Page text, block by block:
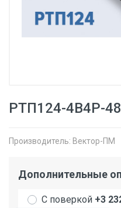
РТП124-4В4Р-
Производитель: Вектор-ПМ
Дополнительные
С поверкой +3